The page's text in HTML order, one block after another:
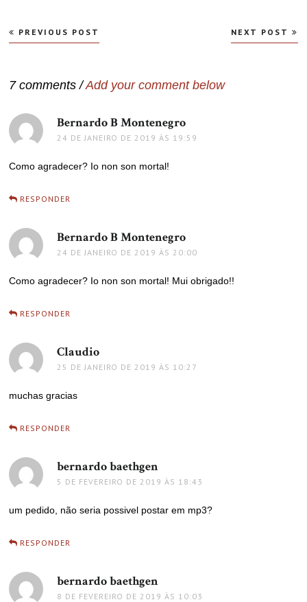
Navegação
de
PREVIOUS POST NEXT POST
7 comments /Add your comment below
Bernardo B Montenegro
24 DE JANEIRO DE 2019 ÀS 19:59
Como agradecer? Io non son mortal!
RESPONDER
Bernardo B Montenegro
24 DE JANEIRO DE 2019 ÀS 20:00
Como agradecer? Io non son mortal! Mui obrigado!!
RESPONDER
Claudio
25 DE JANEIRO DE 2019 ÀS 10:27
muchas gracias
RESPONDER
bernardo baethgen
5 DE FEVEREIRO DE 2019 ÀS 18:43
um pedido, não seria possivel postar em mp3?
RESPONDER
bernardo baethgen
8 DE FEVEREIRO DE 2019 ÀS 10:03